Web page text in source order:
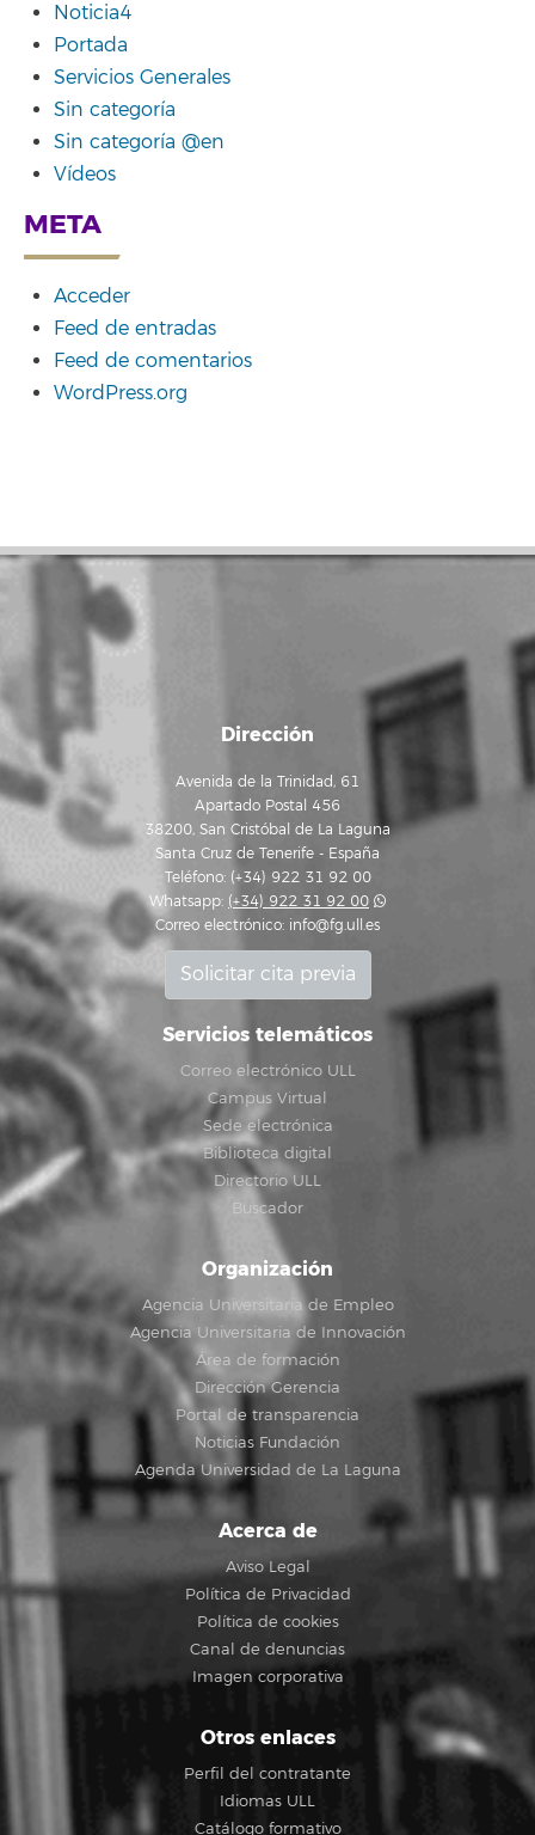
Noticia4
Portada
Servicios Generales
Sin categoría
Sin categoría @en
Vídeos
META
Acceder
Feed de entradas
Feed de comentarios
WordPress.org
Dirección
Avenida de la Trinidad, 61
Apartado Postal 456
38200, San Cristóbal de La Laguna
Santa Cruz de Tenerife - España
Teléfono: (+34) 922 31 92 00
Whatsapp: (+34) 922 31 92 00
Correo electrónico: info@fg.ull.es
Solicitar cita previa
Servicios telemáticos
Correo electrónico ULL
Campus Virtual
Sede electrónica
Biblioteca digital
Directorio ULL
Buscador
Organización
Agencia Universitaria de Empleo
Agencia Universitaria de Innovación
Área de formación
Dirección Gerencia
Portal de transparencia
Noticias Fundación
Agenda Universidad de La Laguna
Acerca de
Aviso Legal
Política de Privacidad
Política de cookies
Canal de denuncias
Imagen corporativa
Otros enlaces
Perfil del contratante
Idiomas ULL
Catálogo formativo